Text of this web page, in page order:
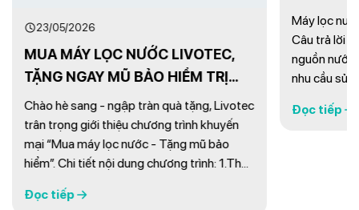
23/05/2026
MUA MÁY LỌC NƯỚC LIVOTEC,
TẶNG NGAY MŨ BẢO HIỂM TRỊ
GIÁ 350.000VNĐ
Chào hè sang - ngập tràn quà tặng, Livotec
trân trọng giới thiệu chương trình khuyến
mại “Mua máy lọc nước - Tặng mũ bảo
hiểm”. Chi tiết nội dung chương trình: 1.Thời
tượng áp dụng: Khách hàng mua máy lọc
Đọc tiếp
11/06/
Máy lọc
gia đình?
Máy lọc